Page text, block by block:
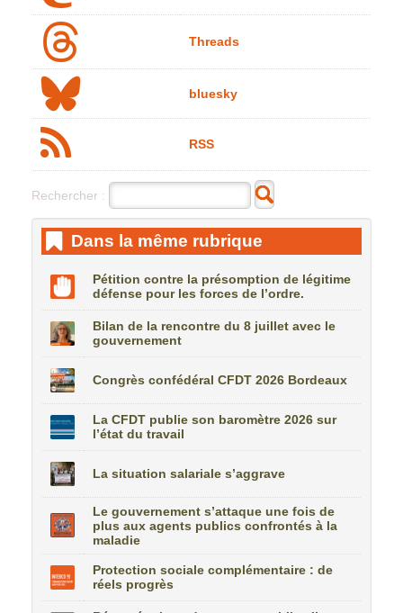
Threads
bluesky
RSS
Rechercher :
Dans la même rubrique
Pétition contre la présomption de légitime
défense pour les forces de l’ordre.
Bilan de la rencontre du 8 juillet avec le
gouvernement
Congrès confédéral CFDT 2026 Bordeaux
La CFDT publie son baromètre 2026 sur
l’état du travail
La situation salariale s’aggrave
Le gouvernement s’attaque une fois de
plus aux agents publics confrontés à la
maladie
Protection sociale complémentaire : de
réels progrès